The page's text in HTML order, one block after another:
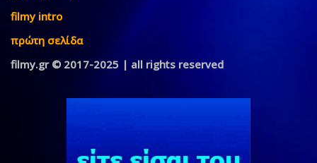
filmy intro
πρώτη σελίδα
filmy.gr © 2017-2025 | all rights reserved